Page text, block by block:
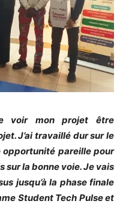
voir mon projet être
J’ai travaillé dur sur le
opportunité pareille pour
sur la bonne voie. Je vais
jusqu’à la phase finale
Student Tech Pulse et